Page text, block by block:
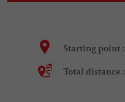
Starting point :
Total distance :